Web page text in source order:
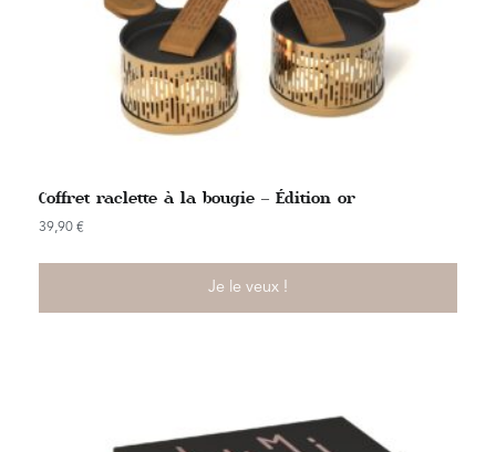
Coffret raclette à la bougie – Édition or
39,90 €
Je le veux !